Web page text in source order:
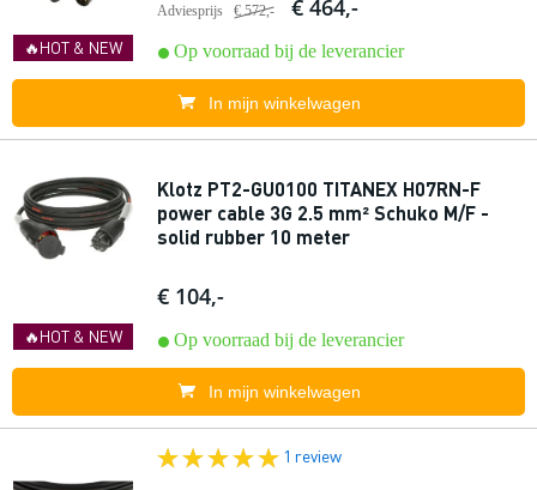
🔥HOT & NEW
Adviesprijs € 572,- € 464,-
Op voorraad bij de leverancier
In mijn winkelwagen
🔥HOT & NEW
Klotz PT2-GU0100 TITANEX H07RN-F
power cable 3G 2.5 mm² Schuko M/F -
solid rubber 10 meter
€ 104,-
Op voorraad bij de leverancier
In mijn winkelwagen
1 review